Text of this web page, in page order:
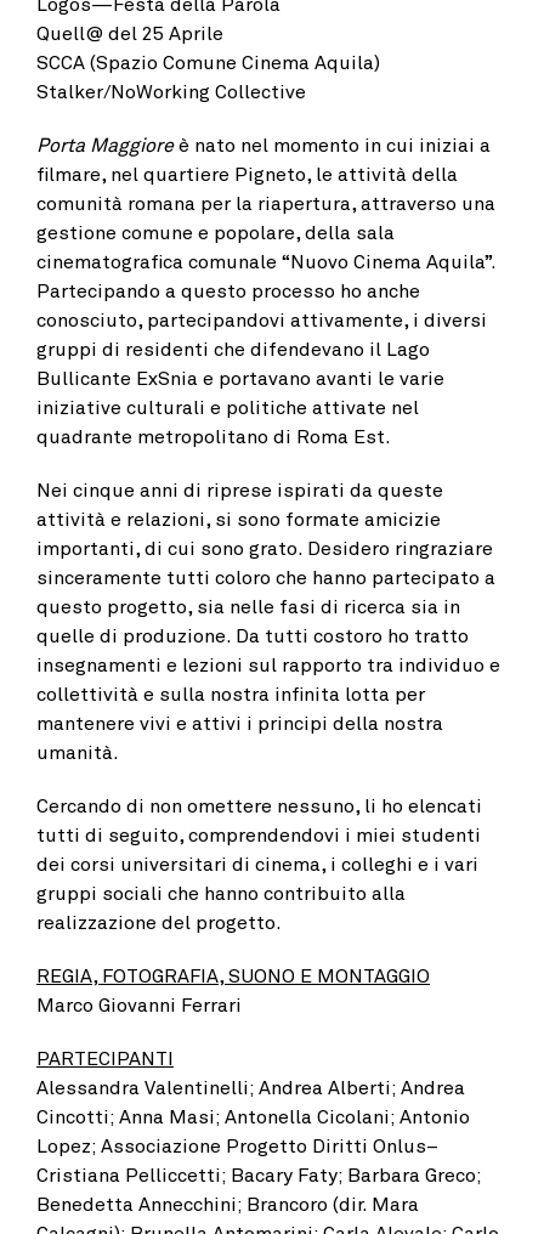
Quell@ del 25 Aprile
SCCA (Spazio Comune Cinema Aquila)
Stalker/NoWorking Collective
Porta Maggioreè nato nel momento in cui iniziai a
filmare, nel quartiere Pigneto, le attività della
comunità romana per la riapertura, attraverso una
gestione comune e popolare, della sala
cinematografica comunale “Nuovo Cinema Aquila”.
Partecipando a questo processo ho anche
conosciuto, partecipandovi attivamente, i diversi
gruppi di residenti che difendevano il Lago
Bullicante ExSnia e portavano avanti le varie
iniziative culturali e politiche attivate nel
quadrante metropolitano di Roma Est.
Nei cinque anni di riprese ispirati da queste
attività e relazioni, si sono formate amicizie
importanti, di cui sono grato. Desidero ringraziare
sinceramente tutti coloro che hanno partecipato a
questo progetto, sia nelle fasi di ricerca sia in
quelle di produzione. Da tutti costoro ho tratto
insegnamenti e lezioni sul rapporto tra individuo e
collettività e sulla nostra infinita lotta per
mantenere vivi e attivi i principi della nostra
umanità.
Cercando di non omettere nessuno, li ho elencati
tutti di seguito, comprendendovi i miei studenti
dei corsi universitari di cinema, i colleghi e i vari
gruppi sociali che hanno contribuito alla
realizzazione del progetto.
REGIA, FOTOGRAFIA, SUONO E MONTAGGIO
Marco Giovanni Ferrari
PARTECIPANTI
Alessandra Valentinelli; Andrea Alberti; Andrea
Cincotti; Anna Masi; Antonella Cicolani; Antonio
Lopez; Associazione Progetto Diritti Onlus–
Cristiana Pelliccetti; Bacary Faty; Barbara Greco;
Benedetta Annecchini; Brancoro (dir. Mara